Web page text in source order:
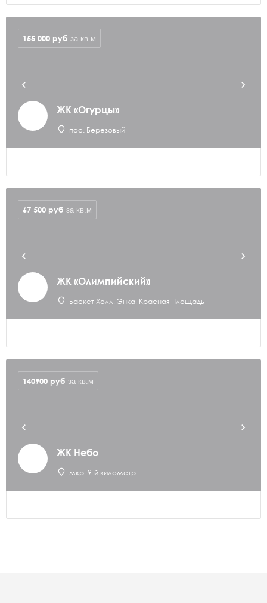
ЖК «Огурцы»
пос. Берёзовый
155 000 руб за кв.м
ЖК «Олимпийский»
Баскет Холл, Энка, Красная Площадь
67 500 руб за кв.м
ЖК Небо
мкр. 9-й километр
140900 руб за кв.м